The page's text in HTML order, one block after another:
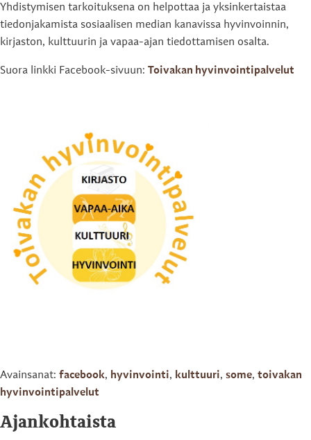
Yhdistymisen tarkoituksena on helpottaa ja yksinkertaistaa
tiedonjakamista sosiaalisen median kanavissa hyvinvoinnin,
kirjaston, kulttuurin ja vapaa-ajan tiedottamisen osalta.
Suora linkki Facebook-sivuun: Toivakan hyvinvointipalvelut
Avainsanat: facebook, hyvinvointi, kulttuuri, some, toivakan
hyvinvointipalvelut
Ajankohtaista